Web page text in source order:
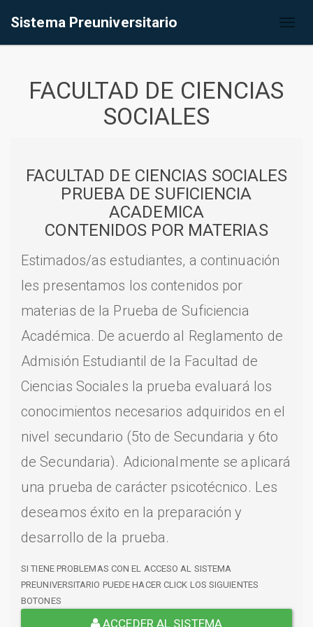
Sistema Preuniversitario
FACULTAD DE CIENCIAS
SOCIALES
FACULTAD DE CIENCIAS SOCIALES
PRUEBA DE SUFICIENCIA
ACADEMICA
CONTENIDOS POR MATERIAS
Estimados/as estudiantes, a continuación
les presentamos los contenidos por
materias de la Prueba de Suficiencia
Académica. De acuerdo al Reglamento de
Admisión Estudiantil de la Facultad de
Ciencias Sociales la prueba evaluará los
conocimientos necesarios adquiridos en el
nivel secundario (5to de Secundaria y 6to
de Secundaria). Adicionalmente se aplicará
una prueba de carácter psicotécnico. Les
deseamos éxito en la preparación y
desarrollo de la prueba.
SI TIENE PROBLEMAS CON EL ACCESO AL SISTEMA
PREUNIVERSITARIO PUEDE HACER CLICK LOS SIGUIENTES
BOTONES
ACCEDER AL SISTEMA